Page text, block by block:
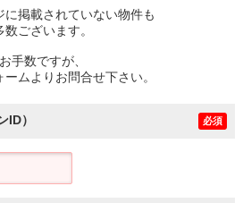
に掲載されていない物件も
数ございます。
お手数ですが、
ムよりお問合せ下さい。
ID） 必須